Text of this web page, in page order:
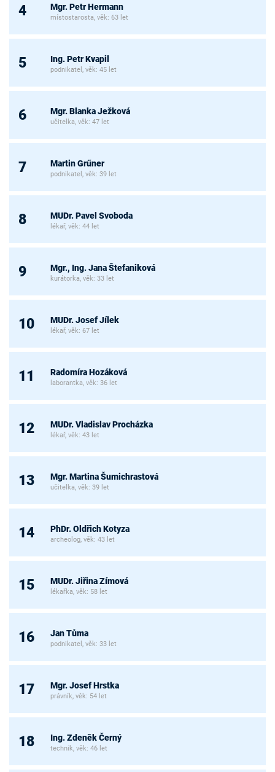
4 Mgr. Petr Hermann
místostarosta, věk: 63 let
5 Ing. Petr Kvapil
podnikatel, věk: 45 let
6 Mgr. Blanka Ježková
učitelka, věk: 47 let
7 Martin Grűner
podnikatel, věk: 39 let
8 MUDr. Pavel Svoboda
lékař, věk: 44 let
9 Mgr., Ing. Jana Štefaniková
kurátorka, věk: 33 let
10 MUDr. Josef Jílek
lékař, věk: 67 let
11 Radomíra Hozáková
laborantka, věk: 36 let
12 MUDr. Vladislav Procházka
lékař, věk: 43 let
13 Mgr. Martina Šumichrastová
učitelka, věk: 39 let
14 PhDr. Oldřich Kotyza
archeolog, věk: 43 let
15 MUDr. Jiřina Zímová
lékařka, věk: 58 let
16 Jan Tůma
podnikatel, věk: 33 let
17 Mgr. Josef Hrstka
právník, věk: 54 let
18 Ing. Zdeněk Černý
technik, věk: 46 let